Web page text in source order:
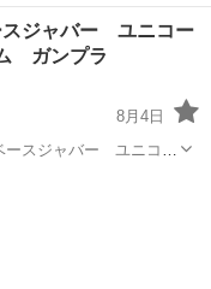
利用可能／マイカー通
ジャバー ユニコー
ガンプラ
8月4日
ースジャバー ユニコー